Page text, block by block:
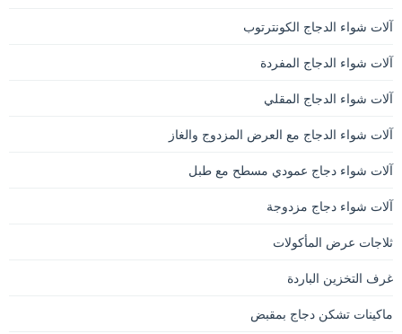
آلات شواء الدجاج الكونترتوب
آلات شواء الدجاج المفردة
آلات شواء الدجاج المقلي
آلات شواء الدجاج مع العرض المزدوج والغاز
آلات شواء دجاج عمودي مسطح مع طبل
آلات شواء دجاج مزدوجة
ثلاجات عرض المأكولات
غرف التخزين الباردة
ماكينات تشكن دجاج بمقبض